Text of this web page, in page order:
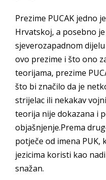
Prezime PUCAK jedno
Hrvatskoj, a posebno
sjeverozapadnom
ovo prezime i što ono
teorijama, prezime
što bi značilo da je
strijelac ili nekakav
teorija nije dokazana i
objašnjenje.Prema
potječe od imena PUK,
jezicima koristi kao
snažan.